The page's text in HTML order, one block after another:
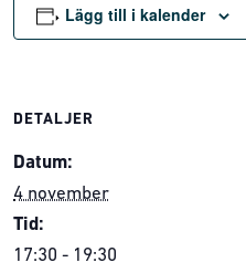
Lägg till i kalender
DETALJER
Datum:
4 november
Tid:
17:30 - 19:30